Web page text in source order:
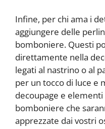
Infine, per chi ama i
aggiungere delle
bomboniere. Questi
direttamente nella
legati al nastrino o al
per un tocco di luce e
decoupage e elementi
bomboniere che
apprezzate dai vostri